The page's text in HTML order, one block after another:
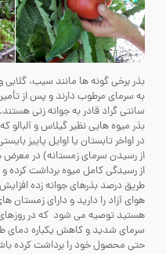
بذر برخی گونه ها مانند سیب، گلابی
سانتی گراد قادر به جوانه زنی
بذر میوه هایی نظیر گیلاس و
از رسیدن سرمای زمستانه) در معرض
از رسیدگی کامل میوه برداشت
طریق درصد بذرهای جوانه زده
هوای آزاد را دارید و دارای زمستان
هستید توصیه می شود که در روزهای
سرمای شدید و کاهش یکباره دمای
حتی محصول خود را برداشت کرده